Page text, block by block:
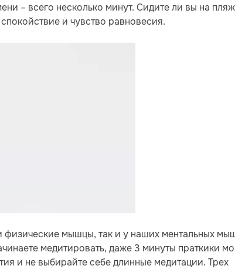
– всего несколько минут. Сидите ли вы на
и чувство равновесия.
физические мышцы, так и у наших ментальных
медитировать, даже 3 минуты праткики
и не выбирайте себе длинные медитации. Трех